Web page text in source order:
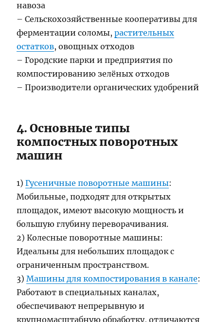
навоза
– Сельскохозяйственные кооперативы для
ферментации соломы,растительных
остатков, овощных отходов
– Городские парки и предприятия по
компостированию зелёных отходов
– Производители органических удобрений
4. Основные типы
компостных поворотных
машин
1)Гусеничные поворотные машины:
Мобильные, подходят для открытых
площадок, имеют высокую мощность и
большую глубину переворачивания.
2) Колесные поворотные машины:
Идеальны для небольших площадок с
ограниченным пространством.
3)Машины для компостирования в канале:
Работают в специальных каналах,
обеспечивают непрерывную и
крупномасштабную обработку, отличаются